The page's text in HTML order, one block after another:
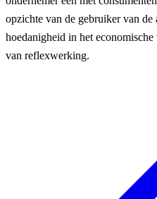
opzichte van de gebruiker van
hoedanigheid in het
van reflexwerking.